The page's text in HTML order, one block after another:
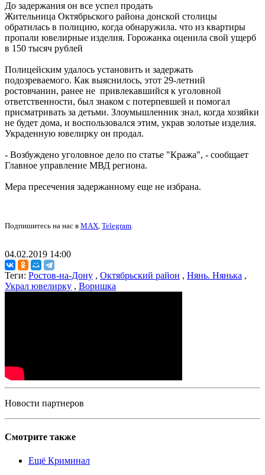
До задержания он все успел продать
Жительница Октябрьского района донской столицы
обратилась в полицию, когда обнаружила. что из квартиры
пропали ювелирные изделия. Горожанка оценила свой ущерб
в 150 тысяч рублей
Полицейским удалось установить и задержать
подозреваемого. Как выяснилось, этот 29-летний
ростовчанин, ранее не привлекавшийся к уголовной
ответственности, был знаком с потерпевшей и помогал
присматривать за детьми. Злоумышленник знал, когда хозяйки
не будет дома, и воспользовался этим, украв золотые изделия.
Украденную ювелирку он продал.
- Возбуждено уголовное дело по статье "Кража", - сообщает
Главное управление МВД региона.
Мера пресечения задержанному еще не избрана.
Подпишитесь на нас в MAX, Telegram.
04.02.2019 14:00
Теги: Ростов-на-Дону , Октябрьский район , Нянь. Нянька ,
Украл ювелирку , Воришка
Новости партнеров
Смотрите также
Ещё Криминал